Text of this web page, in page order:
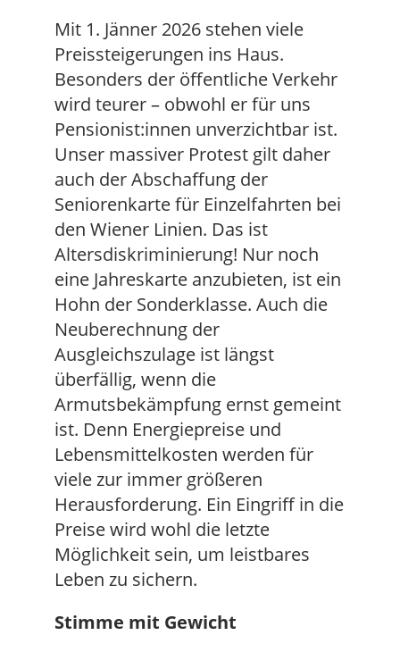
Mit 1. Jänner 2026 stehen viele
Preissteigerungen ins Haus.
Besonders der öffentliche Verkehr
wird teurer – obwohl er für uns
Pensionist:innen unverzichtbar ist.
Unser massiver Protest gilt daher
auch der Abschaffung der
Seniorenkarte für Einzelfahrten bei
den Wiener Linien. Das ist
Altersdiskriminierung! Nur noch
eine Jahreskarte anzubieten, ist ein
Hohn der Sonderklasse. Auch die
Neuberechnung der
Ausgleichszulage ist längst
überfällig, wenn die
Armutsbekämpfung ernst gemeint
ist. Denn Energiepreise und
Lebensmittelkosten werden für
viele zur immer größeren
Herausforderung. Ein Eingriff in die
Preise wird wohl die letzte
Möglichkeit sein, um leistbares
Leben zu sichern.
Stimme mit Gewicht